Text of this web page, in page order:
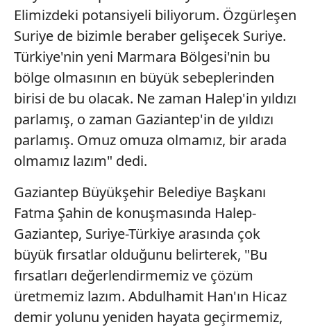
Elimizdeki potansiyeli biliyorum. Özgürleşen
Suriye de bizimle beraber gelişecek Suriye.
Türkiye'nin yeni Marmara Bölgesi'nin bu
bölge olmasının en büyük sebeplerinden
birisi de bu olacak. Ne zaman Halep'in yıldızı
parlamış, o zaman Gaziantep'in de yıldızı
parlamış. Omuz omuza olmamız, bir arada
olmamız lazım" dedi.
Gaziantep Büyükşehir Belediye Başkanı
Fatma Şahin de konuşmasında Halep-
Gaziantep, Suriye-Türkiye arasında çok
büyük fırsatlar olduğunu belirterek, "Bu
fırsatları değerlendirmemiz ve çözüm
üretmemiz lazım. Abdulhamit Han'ın Hicaz
demir yolunu yeniden hayata geçirmemiz,